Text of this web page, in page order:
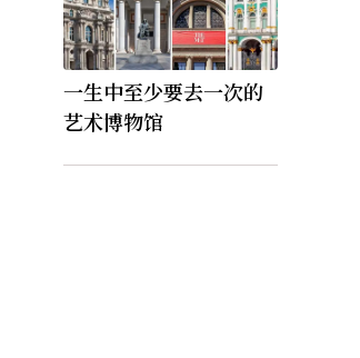
一生中至少要去一次的
艺术博物馆